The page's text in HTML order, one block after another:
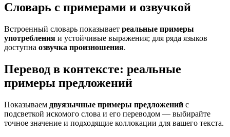
Словарь с примерами и озвучкой
Встроенный словарь показывает реальные примеры
употребления и устойчивые выражения; для ряда языков
доступна озвучка произношения.
Перевод в контексте: реальные
примеры предложений
Показываем двуязычные примеры предложений с
подсветкой искомого слова и его переводом — выбирайте
точное значение и подходящие коллокации для вашего текста.